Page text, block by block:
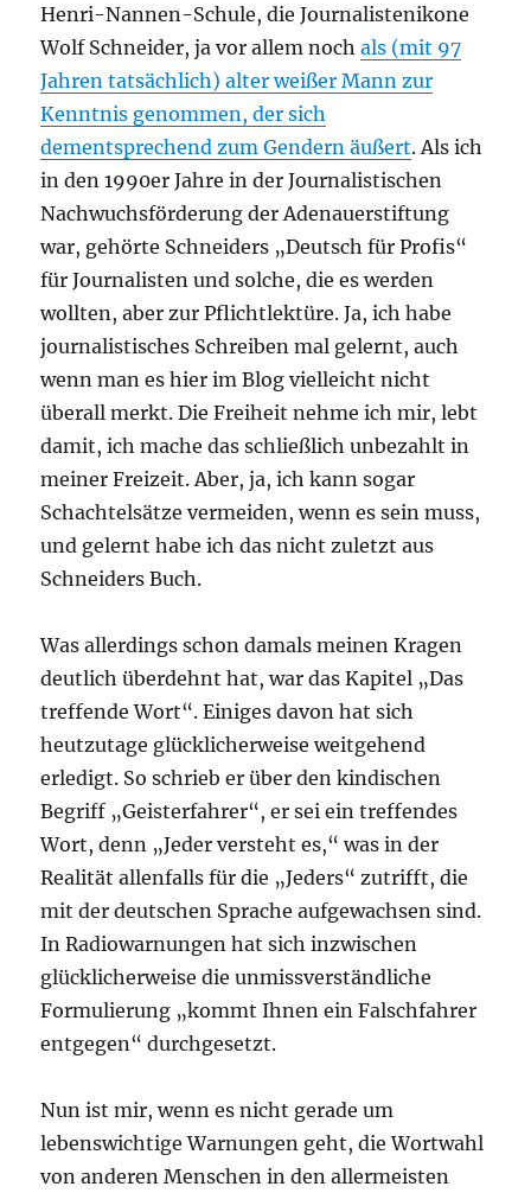
Henri-Nannen-Schule, die Journalistenikone
Wolf Schneider, ja vor allem nochals (mit 97
Jahren tatsächlich) alter weißer Mann zur
Kenntnis genommen, der sich
dementsprechend zum Gendern äußert. Als ich
in den 1990er Jahre in der Journalistischen
Nachwuchsförderung der Adenauerstiftung
war, gehörte Schneiders „Deutsch für Profis“
für Journalisten und solche, die es werden
wollten, aber zur Pflichtlektüre. Ja, ich habe
journalistisches Schreiben mal gelernt, auch
wenn man es hier im Blog vielleicht nicht
überall merkt. Die Freiheit nehme ich mir, lebt
damit, ich mache das schließlich unbezahlt in
meiner Freizeit. Aber, ja, ich kann sogar
Schachtelsätze vermeiden, wenn es sein muss,
und gelernt habe ich das nicht zuletzt aus
Schneiders Buch.
Was allerdings schon damals meinen Kragen
deutlich überdehnt hat, war das Kapitel „Das
treffende Wort“. Einiges davon hat sich
heutzutage glücklicherweise weitgehend
erledigt. So schrieb er über den kindischen
Begriff „Geisterfahrer“, er sei ein treffendes
Wort, denn „Jeder versteht es,“ was in der
Realität allenfalls für die „Jeders“ zutrifft, die
mit der deutschen Sprache aufgewachsen sind.
In Radiowarnungen hat sich inzwischen
glücklicherweise die unmissverständliche
Formulierung „kommt Ihnen ein Falschfahrer
entgegen“ durchgesetzt.
Nun ist mir, wenn es nicht gerade um
lebenswichtige Warnungen geht, die Wortwahl
von anderen Menschen in den allermeisten